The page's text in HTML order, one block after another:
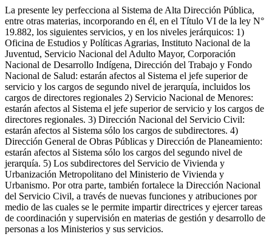
La presente ley perfecciona al Sistema de Alta Dirección Pública,
entre otras materias, incorporando en él, en el Título VI de la ley N°
19.882, los siguientes servicios, y en los niveles jerárquicos: 1)
Oficina de Estudios y Políticas Agrarias, Instituto Nacional de la
Juventud, Servicio Nacional del Adulto Mayor, Corporación
Nacional de Desarrollo Indígena, Dirección del Trabajo y Fondo
Nacional de Salud: estarán afectos al Sistema el jefe superior de
servicio y los cargos de segundo nivel de jerarquía, incluidos los
cargos de directores regionales 2) Servicio Nacional de Menores:
estarán afectos al Sistema el jefe superior de servicio y los cargos de
directores regionales. 3) Dirección Nacional del Servicio Civil:
estarán afectos al Sistema sólo los cargos de subdirectores. 4)
Dirección General de Obras Públicas y Dirección de Planeamiento:
estarán afectos al Sistema sólo los cargos del segundo nivel de
jerarquía. 5) Los subdirectores del Servicio de Vivienda y
Urbanización Metropolitano del Ministerio de Vivienda y
Urbanismo. Por otra parte, también fortalece la Dirección Nacional
del Servicio Civil, a través de nuevas funciones y atribuciones por
medio de las cuales se le permite impartir directrices y ejercer tareas
de coordinación y supervisión en materias de gestión y desarrollo de
personas a los Ministerios y sus servicios.